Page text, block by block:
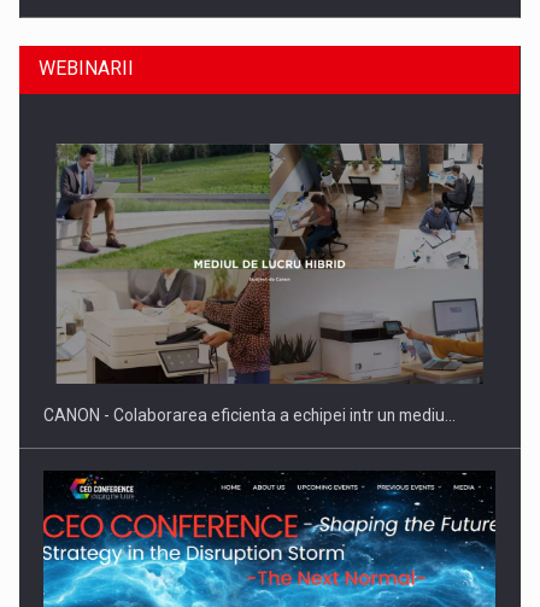
SAPTE PERSONALITATI DIN MEDIUL DE AFACERI, ACADEMIC
SI INSTITUTIONAL…
WEBINARII
CANON - Colaborarea eficienta a echipei intr un mediu…